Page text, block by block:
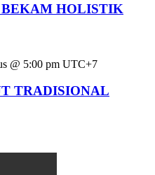
HOLISTIK
@ 5:00 pm UTC+7
TRADISIONAL